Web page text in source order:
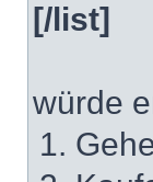
[/list]
würde